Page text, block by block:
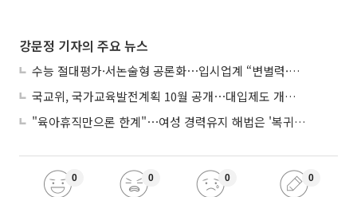
강문정 기자의 주요 뉴스
수능 절대평가·서논술형 공론화⋯입시업계 “변별력·사교육 대책 먼저”
국교위, 국가교육발전계획 10월 공개⋯대입제도 개편 공론화 추진
"육아휴직만으론 한계"⋯여성 경력유지 해법은 '복귀 후 유연근무’
0 0 0 0